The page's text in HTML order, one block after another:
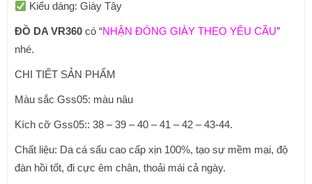
Kiểu dáng: Giày Tây
ĐỒ DA VR360 có “NHẬN ĐÓNG GIÀY THEO YÊU CẦU”
nhé.
CHI TIẾT SẢN PHẨM
Màu sắc Gss05: màu nâu
Kích cỡ Gss05:: 38 – 39 – 40 – 41 – 42 – 43-44.
Chất liệu: Da cá sấu cao cấp xịn 100%, tạo sự mềm mại, độ
đàn hồi tốt, đi cực êm chân, thoải mái cả ngày.